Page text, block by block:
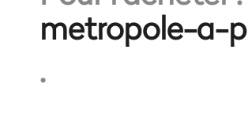
metropole-a-
.